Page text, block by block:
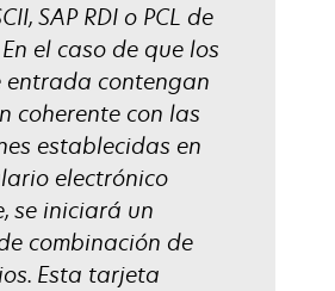
SAP RDI o PCL de
el caso de que los
entrada contengan
coherente con las
establecidas en
electrónico
se iniciará un
combinación de
Esta tarjeta